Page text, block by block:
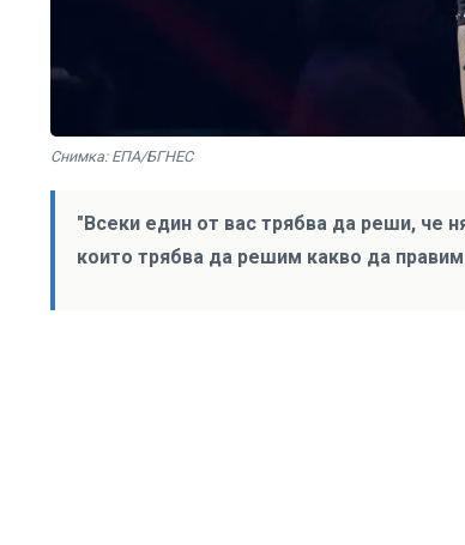
Снимка: ЕПА/БГНЕС
"Всеки един от вас трябва да реши, че
които трябва да решим какво да